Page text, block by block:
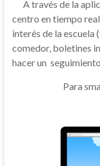
A través de la
centro en tiempo
interés de la escuela
comedor, boletines
hacer un
Para